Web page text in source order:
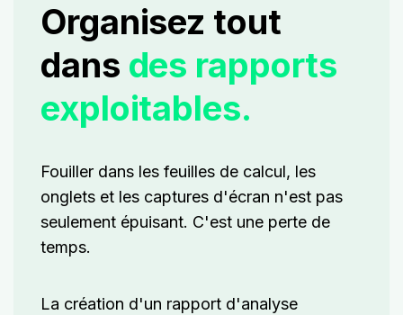
Organisez tout
dans des rapports
exploitables.
Fouiller dans les feuilles de calcul, les
onglets et les captures d'écran n'est pas
seulement épuisant. C'est une perte de
temps.
La création d'un rapport d'analyse